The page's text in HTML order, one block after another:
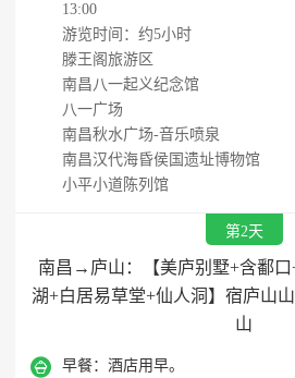
13:00
游览时间：约5小时
滕王阁旅游区
南昌八一起义纪念馆
八一广场
南昌秋水广场-音乐喷泉
南昌汉代海昏侯国遗址博物馆
小平小道陈列馆
第2天
南昌→庐山：【美庐别墅+含鄱口
湖+白居易草堂+仙人洞】宿庐山
山
 早餐： 酒店用早。